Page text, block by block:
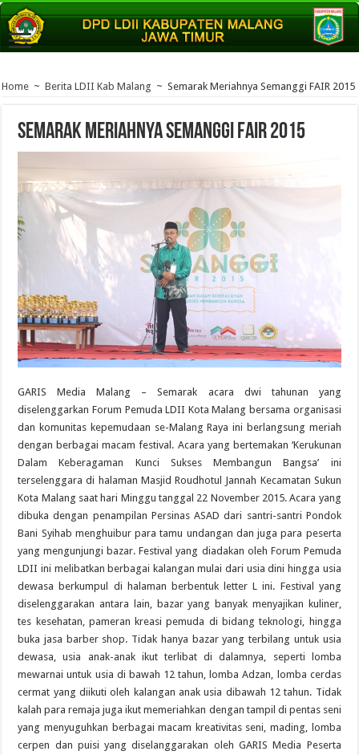
Home ~ Berita LDII Kab Malang ~ Semarak Meriahnya Semanggi FAIR 2015
Semarak Meriahnya Semanggi FAIR 2015
GARIS Media Malang – Semarak acara dwi tahunan yang
diselenggarkan Forum Pemuda LDII Kota Malang bersama organisasi
dan komunitas kepemudaan se-Malang Raya ini berlangsung meriah
dengan berbagai macam festival. Acara yang bertemakan ‘Kerukunan
Dalam Keberagaman Kunci Sukses Membangun Bangsa’ ini
terselenggara di halaman Masjid Roudhotul Jannah Kecamatan Sukun
Kota Malang saat hari Minggu tanggal 22 November 2015. Acara yang
dibuka dengan penampilan Persinas ASAD dari santri-santri Pondok
Bani Syihab menghuibur para tamu undangan dan juga para peserta
yang mengunjungi bazar. Festival yang diadakan oleh Forum Pemuda
LDII ini melibatkan berbagai kalangan mulai dari usia dini hingga usia
dewasa berkumpul di halaman berbentuk letter L ini. Festival yang
diselenggarakan antara lain, bazar yang banyak menyajikan kuliner,
tes kesehatan, pameran kreasi pemuda di bidang teknologi, hingga
buka jasa barber shop. Tidak hanya bazar yang terbilang untuk usia
dewasa, usia anak-anak ikut terlibat di dalamnya, seperti lomba
mewarnai untuk usia di bawah 12 tahun, lomba Adzan, lomba cerdas
cermat yang diikuti oleh kalangan anak usia dibawah 12 tahun. Tidak
kalah para remaja juga ikut memeriahkan dengan tampil di pentas seni
yang menyuguhkan berbagai macam kreativitas seni, mading, lomba
cerpen dan puisi yang diselanggarakan oleh GARIS Media Peserta